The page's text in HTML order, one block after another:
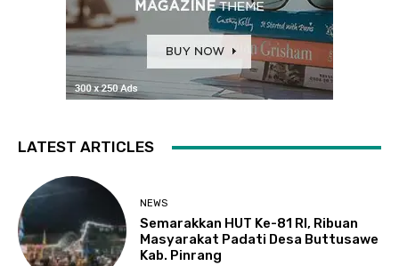
LATEST ARTICLES
NEWS
Semarakkan HUT Ke-81 RI, Ribuan
Masyarakat Padati Desa Buttusawe
Kab. Pinrang